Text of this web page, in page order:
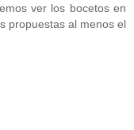
ver los bocetos en
propuestas al menos el